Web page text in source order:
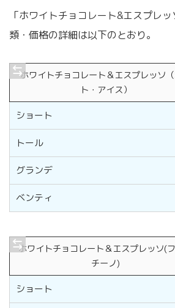
「ホワイトチョコレート&エスプレ
類・価格の詳細は以下のとおり。
ホワイトチョコレート＆エスプレッソ
ト・アイス）
ショート
トール
グランデ
ベンティ
ホワイトチョコレート＆エスプレッソ(
チーノ)
ショート